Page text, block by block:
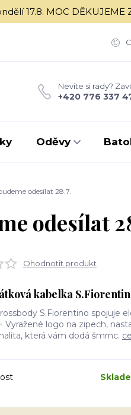
17.8. MOC DĚKUJEME
Nevíte si rady?
+420 776 337
Oděvy
odesílat 28.7.
odesílat
Ohodnotit produkt
kabelka
S.Fiorentino spojuje
Vyražené logo na zipech,
která vám dodá šmrnc.